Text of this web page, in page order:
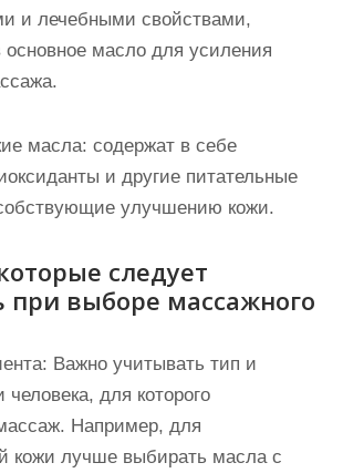
и лечебными свойствами,
масло для усиления
масла: содержат в себе
и другие питательные
улучшению кожи.
следует
при выборе массажного
Важно учитывать тип и
человека, для которого
Например, для
кожи лучше выбирать масла с